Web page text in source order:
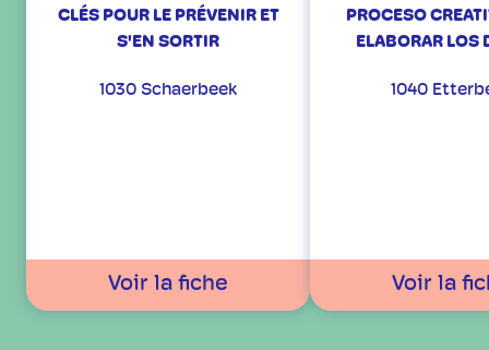
CLÉS POUR LE PRÉVENIR ET
S'EN SORTIR
1030 Schaerbeek
Voir la fiche
PROCESO
ELABORAR LOS
1040
Voir la